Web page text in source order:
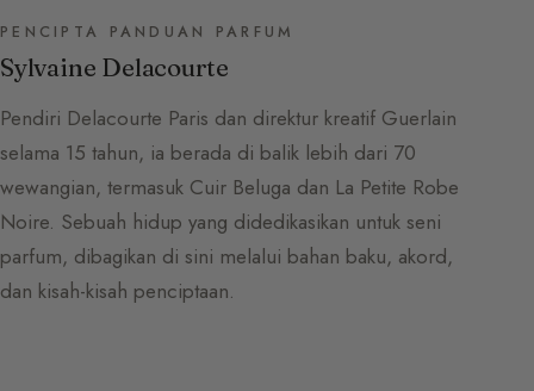
PENCIPTA PANDUAN PARFUM
Sylvaine Delacourte
Pendiri Delacourte Paris dan direktur kreatif Guerlain
selama 15 tahun, ia berada di balik lebih dari 70
wewangian, termasuk Cuir Beluga dan La Petite Robe
Noire. Sebuah hidup yang didedikasikan untuk seni
parfum, dibagikan di sini melalui bahan baku, akord,
dan kisah-kisah penciptaan.